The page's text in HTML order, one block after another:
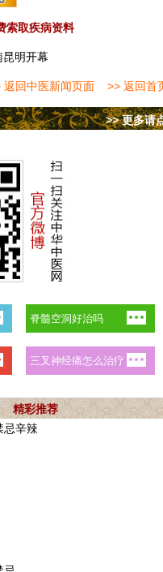
索取疾病资料
明开幕
返回中医新闻页面 >> 返回首
>> 更多请
精彩推荐
忌辛辣